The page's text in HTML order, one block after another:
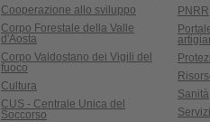
Cooperazione allo sviluppo
Corpo Forestale della Valle
d'Aosta
Corpo Valdostano dei Vigili del
fuoco
Cultura
CUS - Centrale Unica del
Soccorso
PNRR
Sanità